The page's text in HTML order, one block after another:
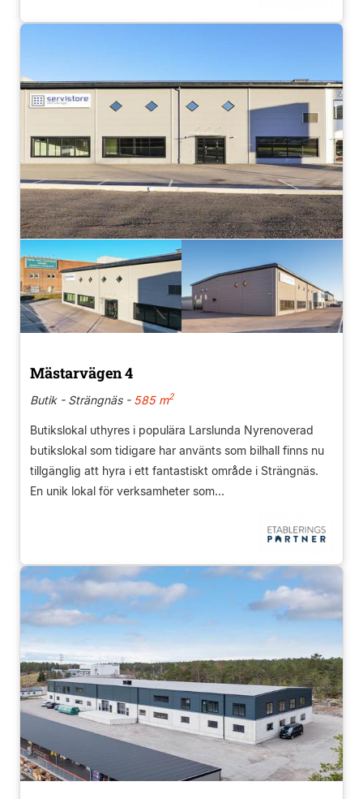
Mästarvägen 4
Butik - Strängnäs -585 m2
Butikslokal uthyres i populära Larslunda Nyrenoverad
butikslokal som tidigare har använts som bilhall finns nu
tillgänglig att hyra i ett fantastiskt område i Strängnäs.
En unik lokal för verksamheter som...